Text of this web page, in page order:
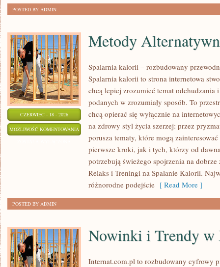
POSTED BY ADMIN
CZERWIEC - 18 - 2026
MOŻLIWOŚĆ KOMENTOWANIA METODY
ALTERNATYWNE
Metody
Spalarnia kalorii – rozbudowany
Spalarnia kalorii to strona internetowa
chcą lepiej zrozumieć temat
podanych w zrozumiały sposób. To
chcą opierać się wyłącznie na
na zdrowy styl życia szerzej: przez
porusza tematy, które mogą
pierwsze kroki, jak i tych, którzy od
potrzebują świeżego spojrzenia na dobrze
Relaks i Treningi na Spalanie Kalorii.
różnorodne podejście [ Read More ]
POSTED BY ADMIN
Nowinki i Trendy w
Internat.com.pl to rozbudowany cyfrowy